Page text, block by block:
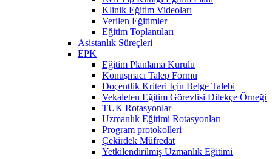
Klinik Eğitim Videoları
Verilen Eğitimler
Eğitim Toplantıları
Asistanlık Süreçleri
EPK
Eğitim Planlama Kurulu
Konuşmacı Talep Formu
Doçentlik Kriteri İçin Belge Talebi
Vekaleten Eğitim Görevlisi Dilekçe Örneği
TUK Rotasyonlar
Uzmanlık Eğitimi Rotasyonları
Program protokolleri
Çekirdek Müfredat
Yetkilendirilmiş Uzmanlık Eğitimi